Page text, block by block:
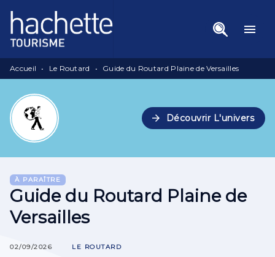
Menu Recherche
Pied De Page
menu
Accueil • Le Routard • Guide du Routard Plaine de Versailles
arrow_forward Découvrir L'univers
À PARAÎTRE
Guide du Routard Plaine de
Versailles
02/09/2026 LE ROUTARD